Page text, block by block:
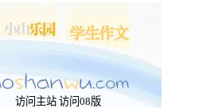
访问主站 访问08版